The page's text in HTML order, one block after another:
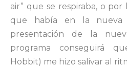
air” que se respiraba, o por
que había en la nueva
presentación de la
programa conseguirá
Hobbit) me hizo salivar al